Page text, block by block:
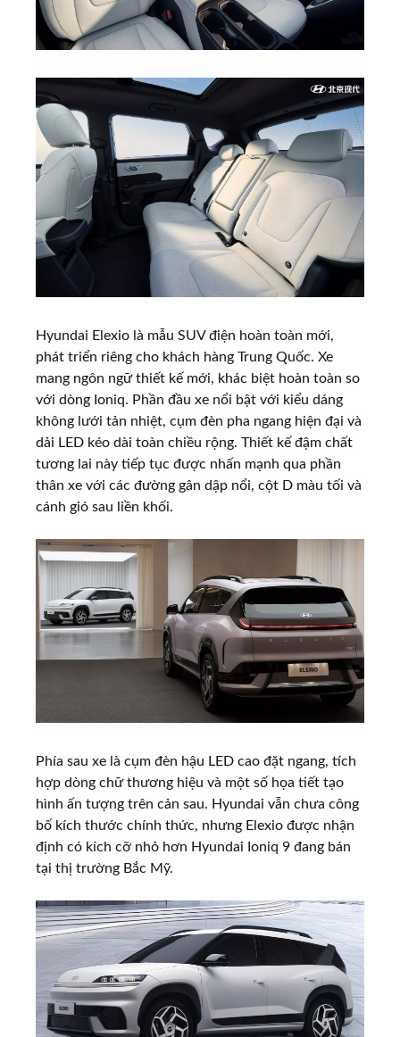
Hyundai Elexio là mẫu SUV điện hoàn toàn mới,
phát triển riêng cho khách hàng Trung Quốc. Xe
mang ngôn ngữ thiết kế mới, khác biệt hoàn toàn so
với dòng Ioniq. Phần đầu xe nổi bật với kiểu dáng
không lưới tản nhiệt, cụm đèn pha ngang hiện đại và
dải LED kéo dài toàn chiều rộng. Thiết kế đậm chất
tương lai này tiếp tục được nhấn mạnh qua phần
thân xe với các đường gân dập nổi, cột D màu tối và
cánh gió sau liền khối.
Phía sau xe là cụm đèn hậu LED cao đặt ngang, tích
hợp dòng chữ thương hiệu và một số họa tiết tạo
hình ấn tượng trên cản sau. Hyundai vẫn chưa công
bố kích thước chính thức, nhưng Elexio được nhận
định có kích cỡ nhỏ hơn Hyundai Ioniq 9 đang bán
tại thị trường Bắc Mỹ.